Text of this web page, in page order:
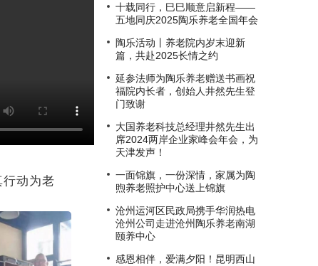
动为老
十载同行，巳巳顺意启新程——
五地同庆2025陶乐养老全国年会
陶乐活动丨养老院内岁末迎新
篇，共赴2025长情之约
延参法师为陶乐养老赠送书画祝
福院内长者，创始人井然先生登
门致谢
大国养老科技总经理井然先生出
席2024两岸企业家峰会年会，为
天津发声！
一面锦旗，一份深情，家属为陶
煦养老照护中心送上锦旗
沧州运河区民政局携手华润热电
沧州公司走进沧州陶乐养老南湖
颐养中心
感恩相伴，爱满夕阳！昆明西山